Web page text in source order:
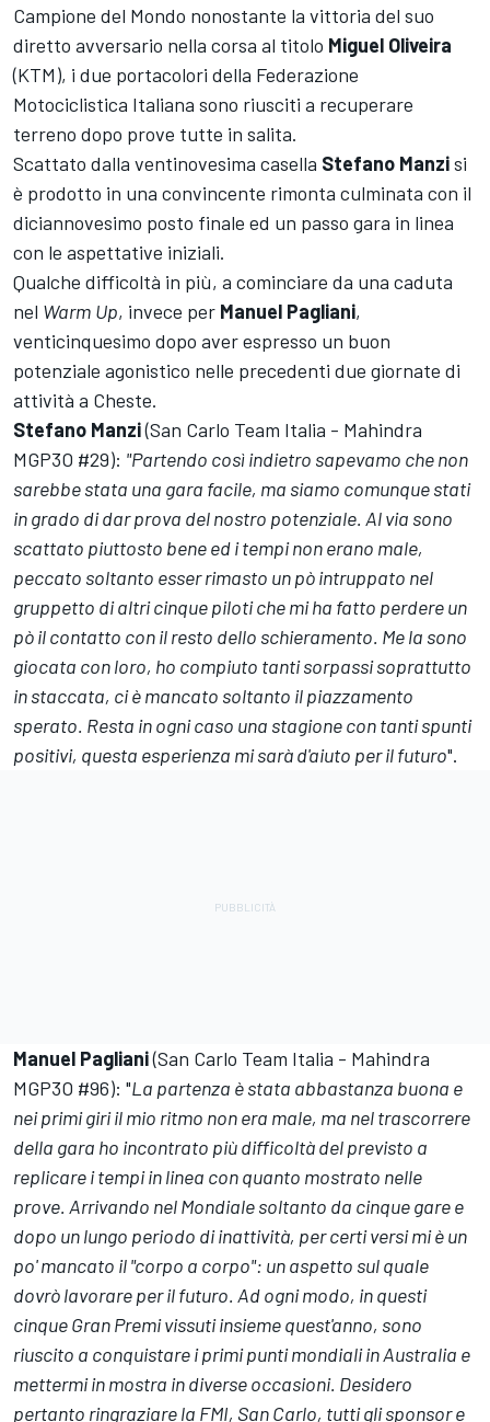
Campione del Mondo nonostante la vittoria del suo
diretto avversario nella corsa al titolo Miguel Oliveira
(KTM), i due portacolori della Federazione
Motociclistica Italiana sono riusciti a recuperare
terreno dopo prove tutte in salita.
Scattato dalla ventinovesima casella Stefano Manzisi
è prodotto in una convincente rimonta culminata con il
diciannovesimo posto finale ed un passo gara in linea
con le aspettative iniziali.
Qualche difficoltà in più, a cominciare da una caduta
nel Warm Up, invece per Manuel Pagliani,
venticinquesimo dopo aver espresso un buon
potenziale agonistico nelle precedenti due giornate di
attività a Cheste.
Stefano Manzi(San Carlo Team Italia - Mahindra
MGP3O #29): "Partendo così indietro sapevamo che non
sarebbe stata una gara facile, ma siamo comunque stati
in grado di dar prova del nostro potenziale. Al via sono
scattato piuttosto bene ed i tempi non erano male,
peccato soltanto esser rimasto un pò intruppato nel
gruppetto di altri cinque piloti che mi ha fatto perdere un
pò il contatto con il resto dello schieramento. Me la sono
giocata con loro, ho compiuto tanti sorpassi soprattutto
in staccata, ci è mancato soltanto il piazzamento
sperato. Resta in ogni caso una stagione con tanti spunti
positivi, questa esperienza mi sarà d'aiuto per il futuro".
Manuel Pagliani(San Carlo Team Italia - Mahindra
MGP3O #96): "La partenza è stata abbastanza buona e
nei primi giri il mio ritmo non era male, ma nel trascorrere
della gara ho incontrato più difficoltà del previsto a
replicare i tempi in linea con quanto mostrato nelle
prove. Arrivando nel Mondiale soltanto da cinque gare e
dopo un lungo periodo di inattività, per certi versi mi è un
po' mancato il "corpo a corpo": un aspetto sul quale
dovrò lavorare per il futuro. Ad ogni modo, in questi
cinque Gran Premi vissuti insieme quest'anno, sono
riuscito a conquistare i primi punti mondiali in Australia e
mettermi in mostra in diverse occasioni. Desidero
pertanto ringraziare la FMI, San Carlo, tutti gli sponsor e